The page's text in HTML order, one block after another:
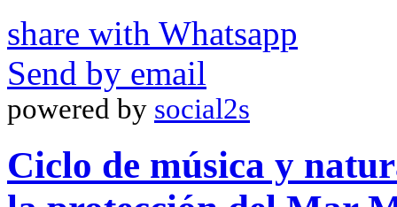
share with Whatsapp
Send by email
powered by social2s
Ciclo de música y